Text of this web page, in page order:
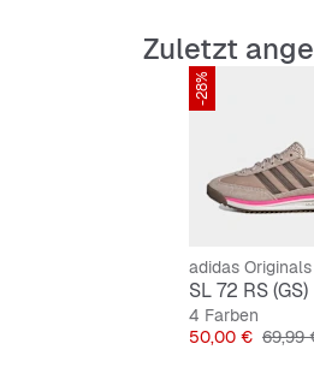
Schnürsenkel
Obermaterial aus Nylon;
Synthetikfutter
Geriffelte Gummiaußensohle
Zuletzt
-28%
adidas Originals
SL 72 RS (GS)
4 Farben
Preis
50,00 € 69,99